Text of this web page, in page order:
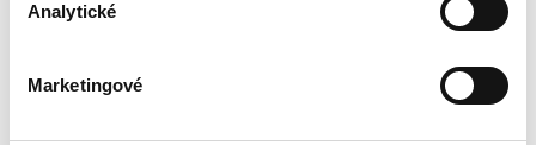
Analytické
Marketingové
13. júla 2010